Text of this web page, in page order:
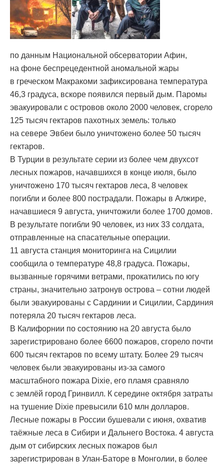
по данным Национальной обсерватории Афин,
на фоне беспрецедентной аномальной жары
в греческом Макракоми зафиксирована температура
46,3 градуса, вскоре появился первый дым. Паромы
эвакуировали с островов около 2000 человек, сгорело
125 тысяч гектаров пахотных земель: только
на севере Эвбеи было уничтожено более 50 тысяч
гектаров.
В Турции в результате серии из более чем двухсот
лесных пожаров, начавшихся в конце июля, было
уничтожено 170 тысяч гектаров леса, 8 человек
погибли и более 800 пострадали. Пожары в Алжире,
начавшиеся 9 августа, уничтожили более 1700 домов.
В результате погибли 90 человек, из них 33 солдата,
отправленные на спасательные операции.
11 августа станция мониторинга на Сицилии
сообщила о температуре 48,8 градуса. Пожары,
вызванные горячими ветрами, прокатились по югу
страны, значительно затронув острова – сотни людей
были эвакуированы с Сардинии и Сицилии, Сардиния
потеряла 20 тысяч гектаров леса.
В Калифорнии по состоянию на 20 августа было
зарегистрировано более 6600 пожаров, сгорело почти
600 тысяч гектаров по всему штату. Более 29 тысяч
человек были эвакуированы из-за самого
масштабного пожара Dixie, его пламя сравняло
с землёй город Гринвилл. К середине октября затраты
на тушение Dixie превысили 610 млн долларов.
Лесные пожары в России бушевали с июня, охватив
таёжные леса в Сибири и Дальнего Востока. 4 августа
дым от сибирских лесных пожаров был
зарегистрирован в Улан-Баторе в Монголии, в более